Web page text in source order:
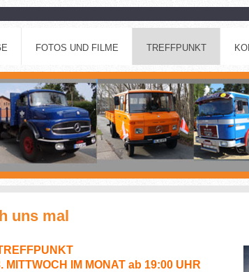
FOTOS UND FILME TREFFPUNKT
uns mal
MITTWOCH IM MONAT ab 19:00 UHR